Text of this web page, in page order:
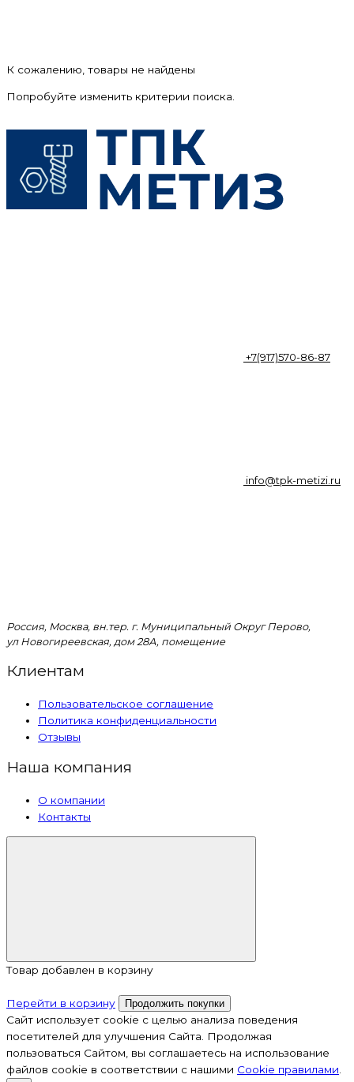
К сожалению, товары не найдены
Попробуйте изменить критерии поиска.
+7(917)570-86-87
info@tpk-metizi.ru
Россия, Москва, вн.тер. г. Муниципальный Округ Перово,
ул Новогиреевская, дом 28А, помещение
Клиентам
Пользовательское соглашение
Политика конфиденциальности
Отзывы
Наша компания
О компании
Контакты
Товар добавлен в корзину
Перейти в корзину Продолжить покупки
Сайт использует cookie с целью анализа поведения
посетителей для улучшения Сайта. Продолжая
пользоваться Сайтом, вы соглашаетесь на использование
файлов cookie в соответствии с нашими Cookiе правилами